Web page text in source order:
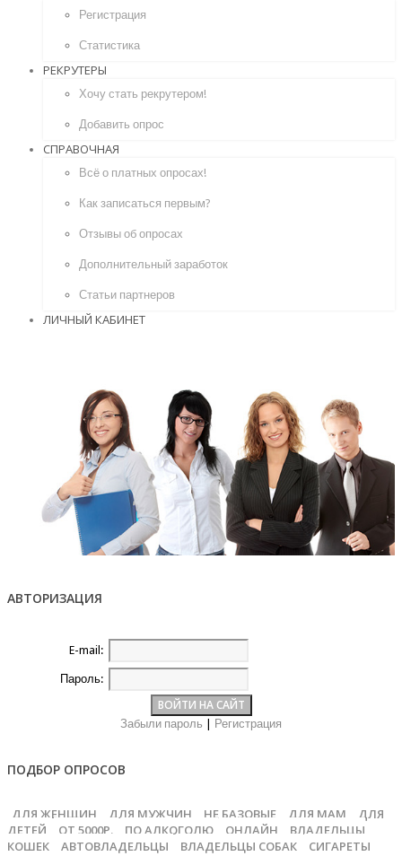
Регистрация
Статистика
РЕКРУТЕРЫ
Хочу стать рекрутером!
Добавить опрос
СПРАВОЧНАЯ
Всё о платных опросах!
Как записаться первым?
Отзывы об опросах
Дополнительный заработок
Статьи партнеров
ЛИЧНЫЙ КАБИНЕТ
АВТОРИЗАЦИЯ
E-mail:
Пароль:
Забыли пароль Регистрация
ПОДБОР ОПРОСОВ
ДЛЯ ЖЕНЩИН ДЛЯ МУЖЧИН НЕ БАЗОВЫЕ ДЛЯ МАМ
ДЛЯ
ДЕТЕЙ
ОТ 5000Р. ПО АЛКОГОЛЮ ОНЛАЙН
ВЛАДЕЛЬЦЫ
КОШЕК
АВТОВЛАДЕЛЬЦЫ ВЛАДЕЛЬЦЫ СОБАК СИГАРЕТЫ